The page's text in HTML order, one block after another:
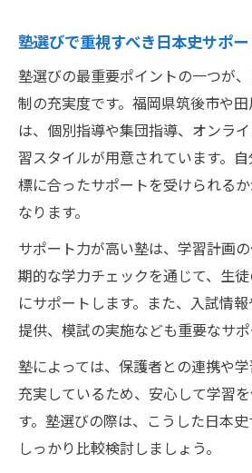
塾選びで重視すべき日本史サポ
塾選びの最重要ポイントの一つが
制の充実度です。福岡県筑後市や
は、個別指導や集団指導、オンラ
習スタイルが用意されています。
標に合ったサポートを受けられる
なります。
サポート力が高い塾は、学習計画
期的な学力チェックを通じて、生
にサポートします。また、入試情
提供、模試の実施なども重要なサポ
塾によっては、保護者との連携や
充実しているため、安心して学習
す。塾選びの際は、こうした日本
しっかり比較検討しましょう。